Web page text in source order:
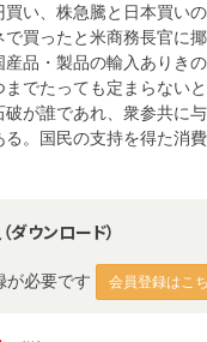
い、株急騰と日本買い
買ったと米商務長官に揶
品・製品の輸入ありき
でたっても定まらない
が誰であれ、衆参共に
る。国民の支持を得た消
ダウンロード）
が必要です 会員登録はこ